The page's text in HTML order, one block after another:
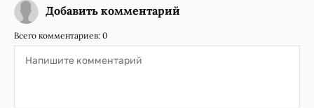
Добавить комментарий
Всего комментариев: 0